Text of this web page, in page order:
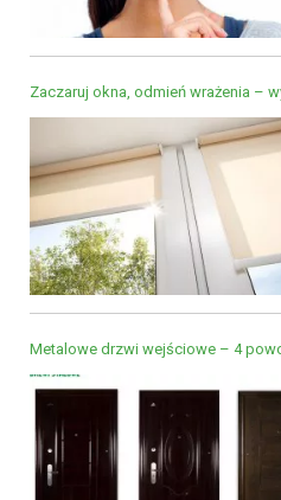
Zaczaruj okna, odmień wrażenia –
Metalowe drzwi wejściowe – 4